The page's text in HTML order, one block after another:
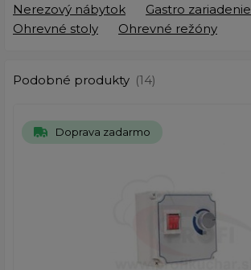
Nerezový nábytok
Gastro zariadenie
Ohrevné stoly
Ohrevné režóny
Podobné produkty (14)
Doprava zadarmo